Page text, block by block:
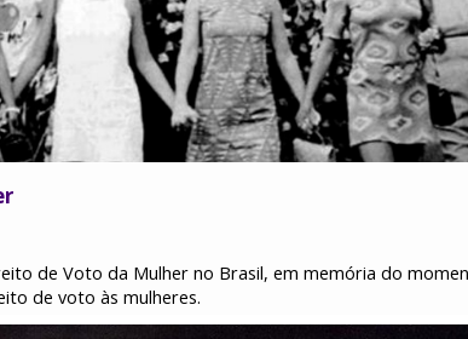
de Voto da Mulher no Brasil, em memória do
de voto às mulheres.